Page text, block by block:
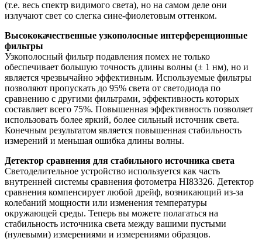
(т.е. весь спектр видимого света), но на самом деле они
излучают свет со слегка сине-фиолетовым оттенком.
Высококачественные узкополосные интерференционные
фильтры
Узкополосный фильтр подавления помех не только
обеспечивает большую точность длины волны (± 1 нм), но и
является чрезвычайно эффективным. Используемые фильтры
позволяют пропускать до 95% света от светодиода по
сравнению с другими фильтрами, эффективность которых
составляет всего 75%. Повышенная эффективность позволяет
использовать более яркий, более сильный источник света.
Конечным результатом является повышенная стабильность
измерений и меньшая ошибка длины волны.
Детектор сравнения для стабильного источника света
Светоделительное устройство используется как часть
внутренней системы сравнения фотометра HI83326. Детектор
сравнения компенсирует любой дрейф, возникающий из-за
колебаний мощности или изменения температуры
окружающей среды. Теперь вы можете полагаться на
стабильность источника света между вашими пустыми
(нулевыми) измерениями и измерениями образцов.